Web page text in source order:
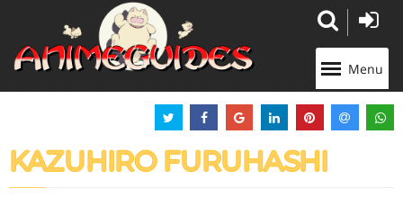
Menu
KAZUHIRO FURUHASHI
Panneau de gestion des cookies